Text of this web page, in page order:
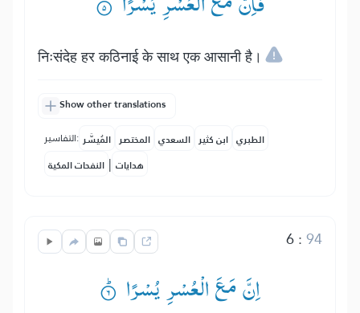
निःसंदेह हर कठिनाई के साथ एक आसानी है।
Show other translations
التفاسير: المُيسَّر المختصر السعدي ابن كثير الطبري
النفحات المكية | هدايات
6:94
اِنَّ مَعَ الْعُسْرِ یُسْرًا ۟ؕ